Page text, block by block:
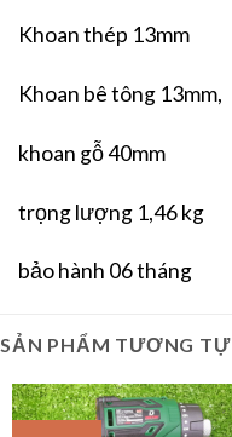
Khoan thép 13mm
Khoan bê tông 13mm,
khoan gỗ 40mm
trọng lượng 1,46 kg
bảo hành 06 tháng
SẢN PHẨM TƯƠNG TỰ